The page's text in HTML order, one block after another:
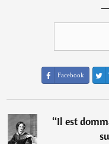
Facebook
“Il est